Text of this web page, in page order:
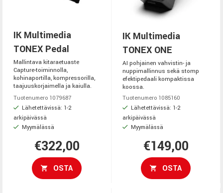
IK Multimedia
TONEX Pedal
Mallintava kitaraetuaste
Capture-toiminnolla,
kohinaportilla, kompressorilla,
taajuuskorjaimella ja kaiulla.
Tuotenumero 1079687
Lähetettävissä: 1-2
arkipäivässä
Myymälässä
€322,00
OSTA
IK Multimedia
TONEX ONE
AI pohjainen vahvistin- ja
nuppimallinnus sekä stomp
efektipedaali kompaktissa
koossa.
Tuotenumero 1085160
Lähetettävissä: 1-2
arkipäivässä
Myymälässä
€149,00
OSTA